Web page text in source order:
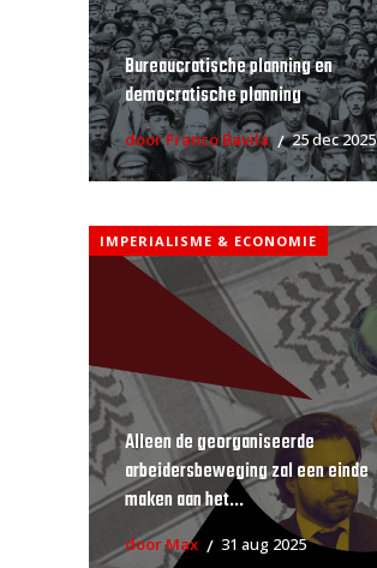
Bureaucratische planning en
democratische planning
door Franco Bavila 25 dec 2025
IMPERIALISME & ECONOMIE
Alleen de georganiseerde
arbeidersbeweging zal een einde
maken aan het...
door Max 31 aug 2025